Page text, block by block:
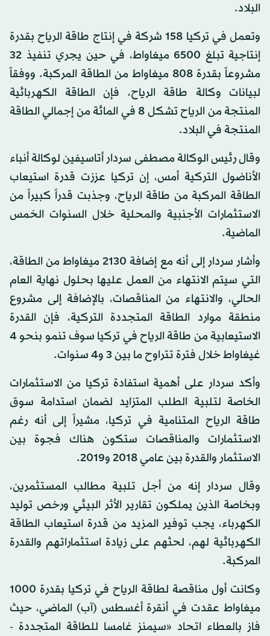
البلاد.
وتعمل في تركيا 158 شركة في إنتاج طاقة الرياح بقدرة
إنتاجية تبلغ 6500 ميغاواط، في حين يجري تنفيذ 32
مشروعاً بقدرة 808 ميغاواط من الطاقة المركبة. ووفقاً
لبيانات وكالة طاقة الرياح، فإن الطاقة الكهربائية
المنتجة من الرياح تشكل 8 في المائة من إجمالي الطاقة
المنتجة في البلاد.
وقال رئيس الوكالة مصطفى سردار أتاسيفين لوكالة أنباء
الأناضول التركية أمس، إن تركيا عززت قدرة استيعاب
الطاقة المركبة من طاقة الرياح، وجذبت قدراً كبيراً من
الاستثمارات الأجنبية والمحلية خلال السنوات الخمس
الماضية.
وأشار سردار إلى أنه مع إضافة 2130 ميغاواط من الطاقة،
التي سيتم الانتهاء من العمل عليها بحلول نهاية العام
الحالي، والانتهاء من المناقصات، بالإضافة إلى مشروع
منطقة موارد الطاقة المتجددة التركية، فإن القدرة
الاستيعابية من طاقة الرياح في تركيا سوف تنمو بنحو 4
غيغاواط خلال فترة تتراوح ما بين 3 و4 سنوات.
وأكد سردار على أهمية استفادة تركيا من الاستثمارات
الخاصة لتلبية الطلب المتزايد لضمان استدامة سوق
طاقة الرياح المتنامية في تركيا، مشيراً إلى أنه رغم
الاستثمارات والمناقصات ستكون هناك فجوة بين
الاستثمار والقدرة بين عامي 2018 و2019.
وقال سردار إنه من أجل تلبية مطالب المستثمرين،
وبخاصة الذين يملكون تقارير الأثر البيئي ورخص توليد
الكهرباء، يجب توفير المزيد من قدرة استيعاب الطاقة
الكهربائية لهم، لحثهم على زيادة استثماراتهم والقدرة
المركبة.
وكانت أول مناقصة لطاقة الرياح في تركيا بقدرة 1000
ميغاواط عقدت في أنقرة أغسطس (آب) الماضي، حيث
فاز بالعطاء اتحاد «سيمنز غامسا للطاقة المتجددة -